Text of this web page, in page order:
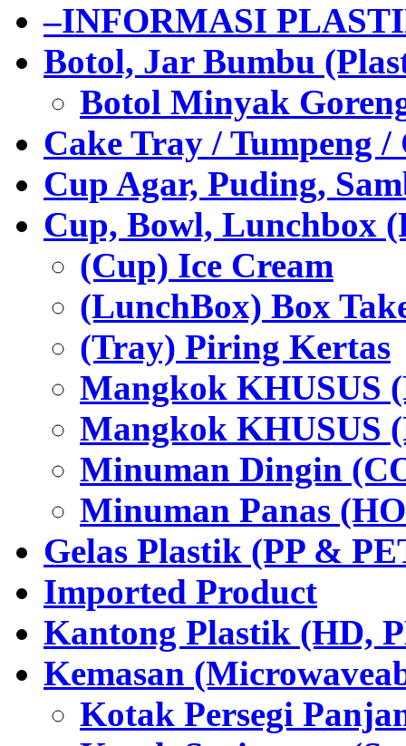
–INFORMASI
Botol, Jar Bumbu
Botol Minyak
Cake Tray / Tumpeng /
Cup Agar, Puding,
Cup, Bowl, Lunchbox
(Cup) Ice Cream
(LunchBox) Box
(Tray) Piring Kertas
Mangkok KHUSUS
Mangkok KHUSUS
Minuman Dingin
Minuman Panas
Gelas Plastik (PP &
Imported Product
Kantong Plastik (HD,
Kemasan
Kotak Persegi